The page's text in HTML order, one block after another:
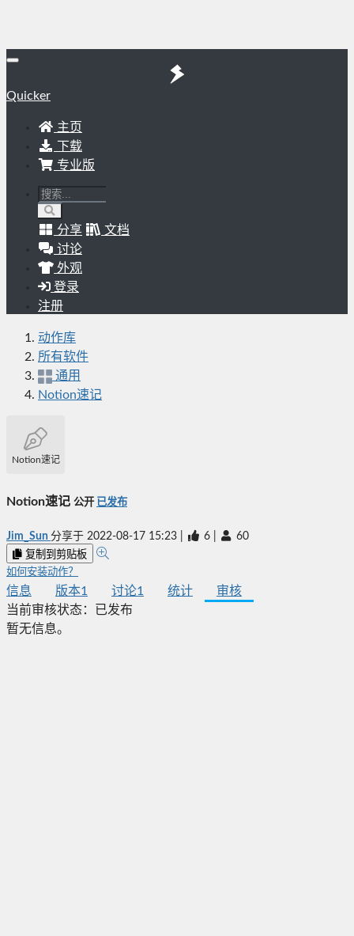
Quicker
主页
下载
专业版
分享
文档
讨论
外观
登录
注册
动作库
所有软件
通用
Notion速记
Notion速记
Notion速记 公开 已发布
Jim_Sun 分享于 2022-08-17 15:23 6 60
复制到剪贴板
如何安装动作？
信息 版本1 讨论1 统计
审核
当前审核状态：
已发布
暂无信息。